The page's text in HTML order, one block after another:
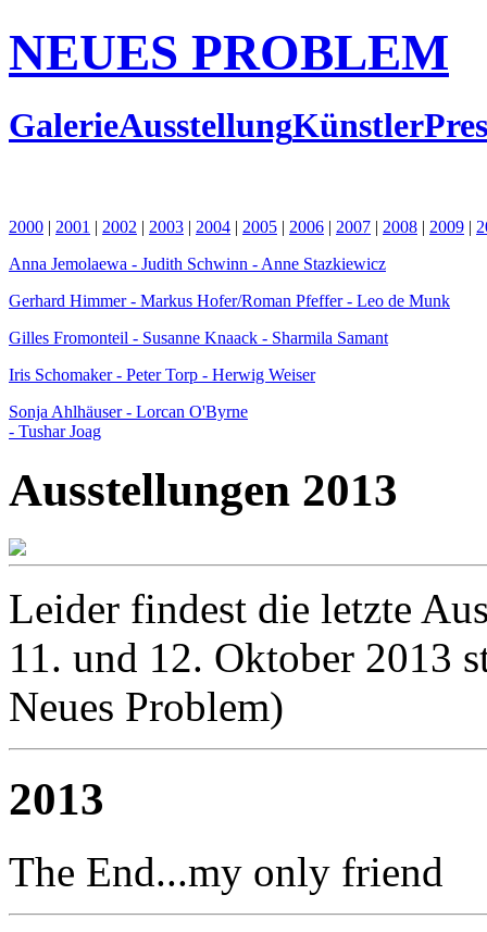
NEUES PROBLEM
GalerieAusstellungKünstler
2000 | 2001 | 2002 | 2003 | 2004 | 2005 | 2006 | 2007 | 2008 | 2009 |
Anna Jemolaewa - Judith Schwinn - Anne Stazkiewicz
Gerhard Himmer - Markus Hofer/Roman Pfeffer - Leo de Munk
Gilles Fromonteil - Susanne Knaack - Sharmila Samant
Iris Schomaker - Peter Torp - Herwig Weiser
Sonja Ahlhäuser - Lorcan O'Byrne
- Tushar Joag
Ausstellungen 2013
Leider findest die letzte
11. und 12. Oktober 2013
Neues Problem)
2013
The End...my only friend